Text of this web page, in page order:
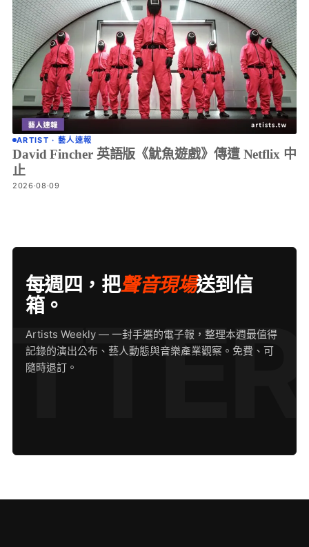
ARTIST · 藝人速報
David Fincher 英語版《魷魚遊戲》傳遭 Netflix 中
止
2026·08·09
每週四，把聲音現場送到信
箱。
Artists Weekly — 一封手選的電子報，整理本週最值得
記錄的演出公布、藝人動態與音樂產業觀察。免費、可
隨時退訂。